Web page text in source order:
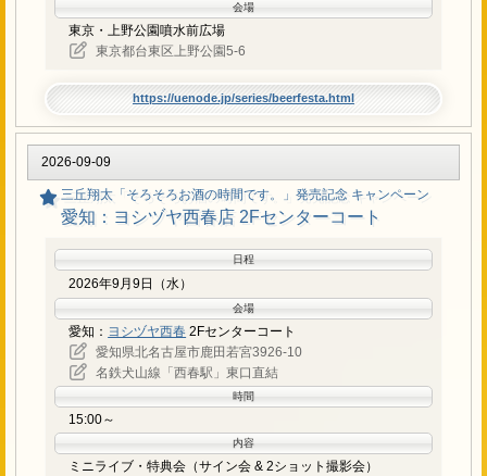
会場
東京・上野公園噴水前広場
東京都台東区上野公園5-6
https://uenode.jp/series/beerfesta.html
2026-09-09
三丘翔太「そろそろお酒の時間です。」発売記念 キャンペーン
愛知：ヨシヅヤ西春店 2Fセンターコート
日程
2026年9月9日（水）
会場
愛知： ヨシヅヤ西春 2Fセンターコート
愛知県北名古屋市鹿田若宮3926-10
名鉄犬山線「西春駅」東口直結
時間
15:00～
内容
ミニライブ・特典会（サイン会 & 2ショット撮影会）